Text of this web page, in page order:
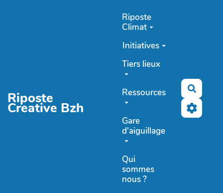
Riposte
Creative Bzh
Riposte
Climat
Initiatives
Tiers lieux
Ressources
Gare
d'aiguillage
Qui
sommes
nous ?